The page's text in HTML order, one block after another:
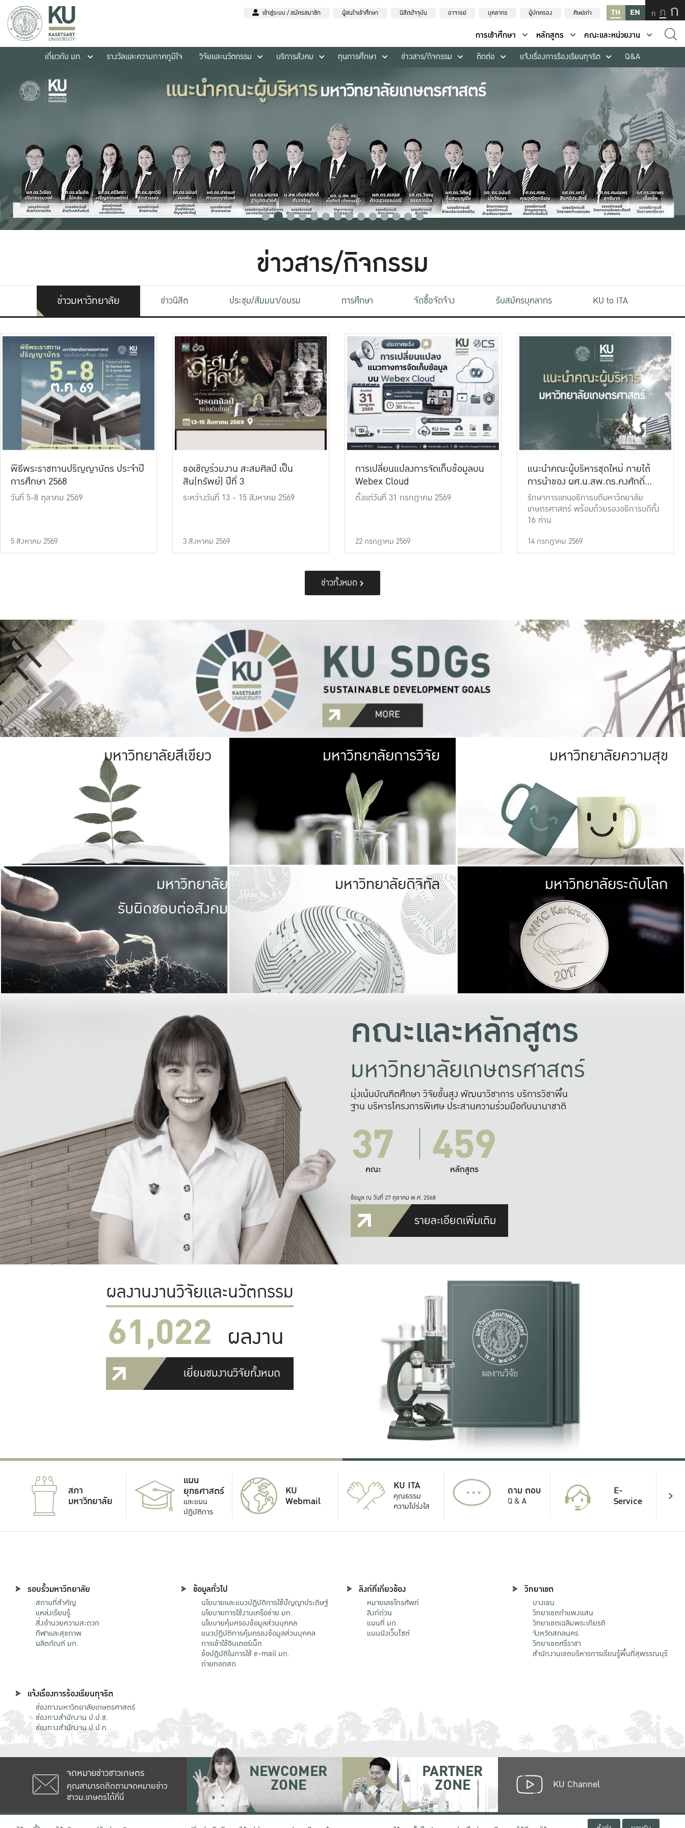
เข้าสู่ระบบ / สมัครสมาชิก ผู้สนใจเข้าศึกษา นิสิตปัจจุบัน อาจารย์ บุคลากร ผู้ปกครอง ศิษย์เก่า TH EN ก ก ก
การเข้าศึกษา หลักสูตร
คณะและหน่วยงาน
เกี่ยวกับ มก.
รางวัลและความภาคภูมิใจ วิจัยและนวัตกรรม บริการสังคม ทุนการศึกษา ข่าวสาร/กิจกรรม ติดต่อ แจ้งเรื่องการร้องเรียนทุจริต Q&A
ข่าวสาร/กิจกรรม
ข่าวมหาวิทยาลัย ข่าวนิสิต ประชุม/สัมมนา/อบรม การศึกษา จัดซื้อจัดจ้าง รับสมัครบุคลากร KU to ITA
พิธีพระราชทานปริญญาบัตร ประจำปี
การศึกษา 2568
วันที่ 5-8 ตุลาคม 2569
5 สิงหาคม 2569
ขอเชิญร่วมงาน สะสมศิลป์ เป็น
สิน(ทรัพย์) ปีที่ 3
ระหว่างวันที่ 13 - 15 สิงหาคม 2569
3 สิงหาคม 2569
การเปลี่ยนแปลงการจัดเก็บข้อมูลบน
Webex Cloud
ตั้งแต่วันที่ 31 กรกฎาคม 2569
22 กรกฎาคม 2569
แนะนำคณะผู้บริหารชุดใหม่ ภายใต้
การนำของ ผศ.น.สพ.ดร.คงศักดิ์
เที่ยงธรรม
รักษาการแทนอธิการบดีมหาวิทยาลัย
เกษตรศาสตร์ พร้อมด้วยรองอธิการบดีทั้ง
16 ท่าน
14 กรกฎาคม 2569
ข่าวทั้งหมด
มหาวิทยาลัยสีเขียว มหาวิทยาลัย
เกษตรศาสตร์ มีพื้นที่เขียวสดใส หนาแน่น
เป็นป่าในเมือง (URBAN FOREST)
เกษตรในเมือง (URBAN AGRICULTURE)
ที่นับรวมกันได้ประมาณ 1,400 ไร่
มหาวิทยาลัยการวิจัย มหาวิทยาลัย
ให้กับประชาชน
มหาวิทยาลัยความสุข
มหาวิทยาลัย
รับผิดชอบต่อสังคม
มหาวิทยาลัยรับผิดชอบต่อสังคม
ร่วมมือกับชุมชน เพื่อความกินดีอยู่ดี
และความสุขอย่างยั่งยืน
มองปัญหาในภาพกว้าง
แก้ไขจากปัญหาจุดเล็กๆ
มหาวิทยาลัยดิจิทัล มหาวิทยา
พร้อมที่จ
และผลักดันในการใช้ระบบส
เพื่อการทำงานแ
มหาวิทยาลัยระดับโลก
คณะและหลักสูตร
มหาวิทยาลัยเกษตรศาสตร์
มุ่งเน้นบัณฑิตศึกษา วิจัยขั้นสูง พัฒนาวิชาการ บริการวิชาพื้น
ฐาน บริหารโครงการพิเศษ ประสานความร่วมมือกับนานาชาติ
37
คณะ 459
หลักสูตร
ข้อมูล ณ วันที่ 27 ตุลาคม พ.ศ. 2568
รายละเอียดเพิ่มเติม
ผลงานงานวิจัยและนวัตกรรม
61,022 ผลงาน
เยี่ยมชมงานวิจัยทั้งหมด
สภา
มหาวิทยาลัย
แผน
ยุทธศาสตร์
และแผน
ปฏิบัติการ
KU
Webmail
KU ITA
คุณธรรม
ความโปร่งใส
... ถาม ตอบ
Q & A
E-
Service
รอบรั้วมหาวิทยาลัย
สถานที่สำคัญ
แหล่งเรียนรู้
สิ่งอำนวยความสะดวก
กีฬาและสุขภาพ
ผลิตภัณฑ์ มก.
ข้อมูลทั่วไป
นโยบายและแนวปฏิบัติการใช้ปัญญาประดิษฐ์
นโยบายการใช้งานเครือข่าย มก.
นโยบายคุ้มครองข้อมูลส่วนบุคคล
แนวปฏิบัติการคุ้มครองข้อมูลส่วนบุคคล
การเข้าใช้อินเตอร์เน็ต
ข้อปฏิบัติในการใช้ e-mail มก.
ถ่ายทอดสด
ลิงก์ที่เกี่ยวข้อง
หมายเลขโทรศัพท์
ลิงก์ด่วน
แผนที่ มก.
แผนผังเว็บไซต์
วิทยาเขต
บางเขน
วิทยาเขตกําแพงแสน
วิทยาเขตเฉลิมพระเกียรติ
จังหวัดสกลนคร
วิทยาเขตศรีราชา
สำนักงานเขตบริหารการเรียนรู้พื้นที่สุพรรณบุรี
แจ้งเรื่องการร้องเรียนทุจริต
ช่องทางมหาวิทยาลัยเกษตรศาสตร์
ช่องทางสำนักงาน ป.ป.ช.
ช่องทางสำนักงาน ป.ป.ท.
จดหมายข่าวชาวเกษตร
คุณสามารถติดตามจดหมายข่าว
ชาวม.เกษตรได้ที่นี่
NEWCOMER
ZONE
PARTNER
ZONE KU Channel